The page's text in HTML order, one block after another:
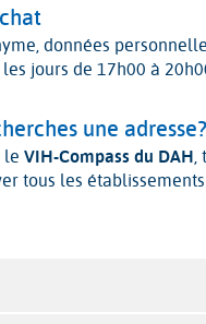
données
jours de 17h00 à
une adresse?
le VIH-Compass du DAH,
tous les